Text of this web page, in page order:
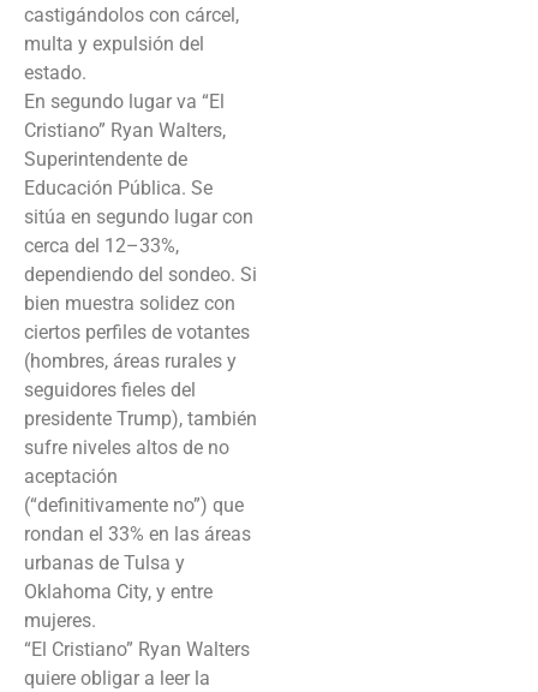
castigándolos con cárcel,
multa y expulsión del
estado.
En segundo lugar va “El
Cristiano” Ryan Walters,
Superintendente de
Educación Pública. Se
sitúa en segundo lugar con
cerca del 12–33%,
dependiendo del sondeo. Si
bien muestra solidez con
ciertos perfiles de votantes
(hombres, áreas rurales y
seguidores fieles del
presidente Trump), también
sufre niveles altos de no
aceptación
(“definitivamente no”) que
rondan el 33% en las áreas
urbanas de Tulsa y
Oklahoma City, y entre
mujeres.
“El Cristiano” Ryan Walters
quiere obligar a leer la